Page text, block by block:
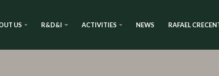
US R&D&I ACTIVITIES NEWS RAFAEL